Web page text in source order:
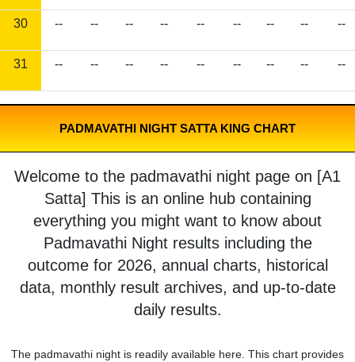
30 -- -- -- -- -- -- -- -- --
31 -- -- -- -- -- -- -- -- --
PADMAVATHI NIGHT SATTA KING CHART
Welcome to the padmavathi night page on [A1
Satta] This is an online hub containing
everything you might want to know about
Padmavathi Night results including the
outcome for 2026, annual charts, historical
data, monthly result archives, and up-to-date
daily results.
The padmavathi night is readily available here. This chart provides